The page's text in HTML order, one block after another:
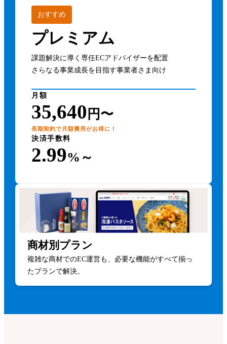
おすすめ
プレミアム
課題解決に導く専任ECアドバイザーを配置
さらなる事業成長を目指す事業者さま向け
月額
35,640 円〜
長期契約で月額費用がお得に！
決済手数料
2.99%～
商材別プラン
複雑な商材でのEC運営も、必要な機能がすべて揃っ
たプランで解決。